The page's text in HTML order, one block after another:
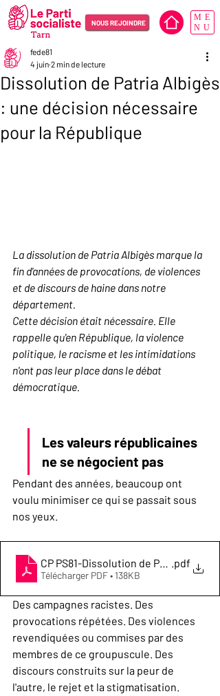
NOUS REJOINDRE
ME
NU
Dissolution de Patria Albigès
: une décision nécessaire
pour la République
fede81
4 juin 2 min de lecture
La dissolution de Patria Albigès marque la
fin d'années de provocations, de violences
et de discours de haine dans notre
département.
Cette décision était nécessaire. Elle
rappelle qu'en République, la violence
politique, le racisme et les intimidations
n'ont pas leur place dans le débat
démocratique.
Les valeurs républicaines
ne se négocient pas
Pendant des années, beaucoup ont
voulu minimiser ce qui se passait sous
nos yeux.
CP PS81-Dissolution de Patria
.pdf
Télécharger PDF • 138KB
Des campagnes racistes. Des
provocations répétées. Des violences
revendiquées ou commises par des
membres de ce groupuscule. Des
discours construits sur la peur de
l'autre, le rejet et la stigmatisation.